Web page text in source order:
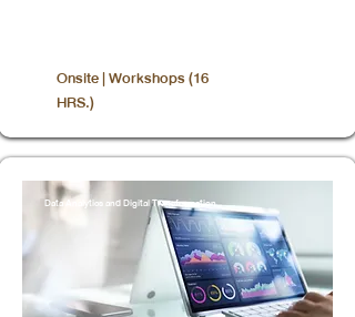
Onsite | Workshops (16
HRS.)
Data Analytics and Digital Transformation